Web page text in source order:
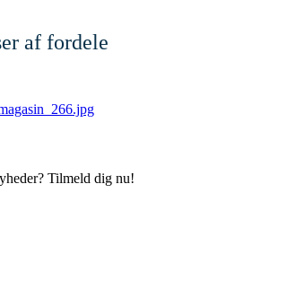
af fordele
Tilmeld dig nu!